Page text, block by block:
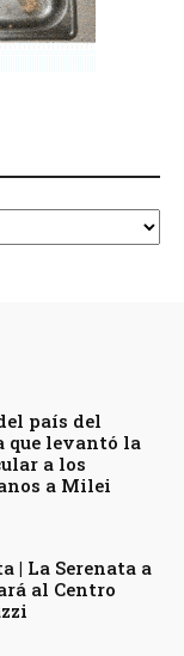
país del
que levantó la
a los
a Milei
| La Serenata a
al Centro